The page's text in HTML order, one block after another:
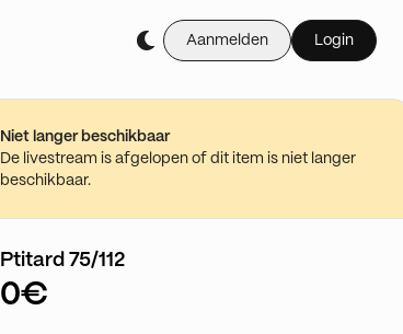
Aanmelden Login
Niet langer beschikbaar
De livestream is afgelopen of dit item is niet langer
beschikbaar.
Ptitard 75/112
0€